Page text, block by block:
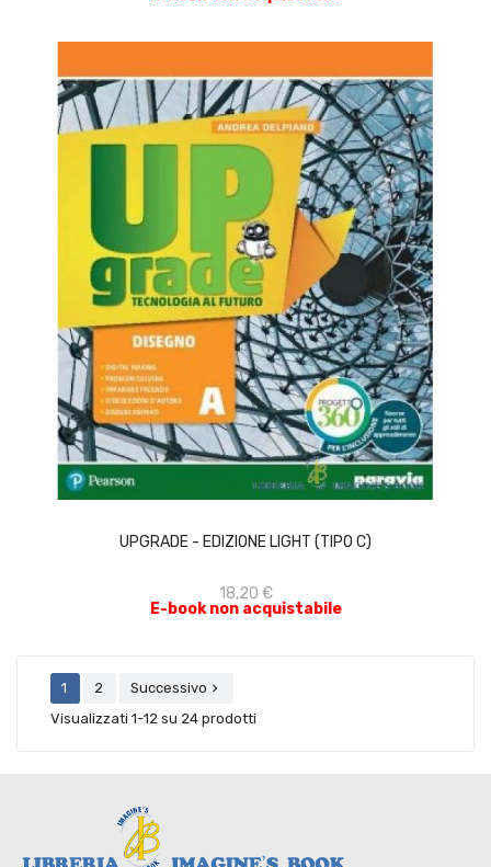
UPGRADE - EDIZIONE LIGHT (TIPO C)
18,20 €
E-book non acquistabile
ACQUISTA
1 2 Successivo 
Visualizzati 1-12 su 24 prodotti